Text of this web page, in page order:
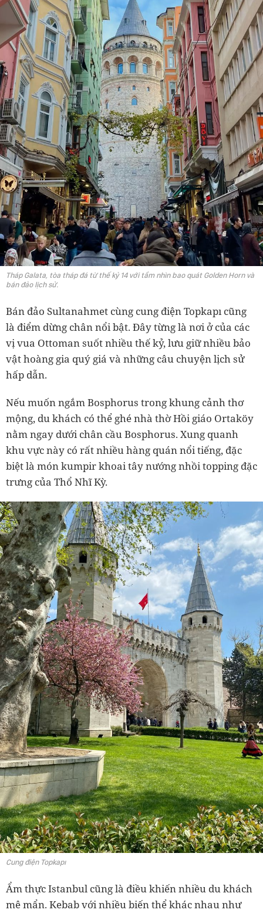
Tháp Galata, tòa tháp đá từ thế kỷ 14 với tầm nhìn bao quát Golden Horn và
bán đảo lịch sử.
Bán đảo Sultanahmet cùng cung điện Topkapı cũng
là điểm dừng chân nổi bật. Đây từng là nơi ở của các
vị vua Ottoman suốt nhiều thế kỷ, lưu giữ nhiều bảo
vật hoàng gia quý giá và những câu chuyện lịch sử
hấp dẫn.
Nếu muốn ngắm Bosphorus trong khung cảnh thơ
mộng, du khách có thể ghé nhà thờ Hồi giáo Ortaköy
nằm ngay dưới chân cầu Bosphorus. Xung quanh
khu vực này có rất nhiều hàng quán nổi tiếng, đặc
biệt là món kumpir khoai tây nướng nhồi topping đặc
trưng của Thổ Nhĩ Kỳ.
Cung điện Topkapı
Ẩm thực Istanbul cũng là điều khiến nhiều du khách
mê mẩn. Kebab với nhiều biến thể khác nhau như